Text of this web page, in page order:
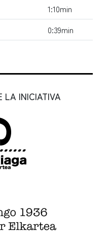
1:10min
0:39min
LA INICIATIVA